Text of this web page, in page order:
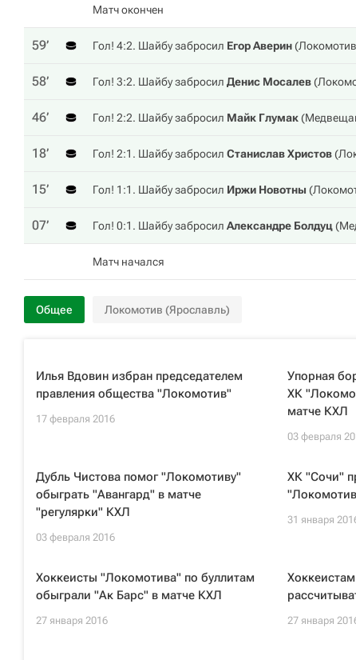
Матч окончен
59‎’‎ Гол! 4:2. Шайбу забросил Егор Аверин(Локомотив
58‎’‎ Гол! 3:2. Шайбу забросил Денис Мосалев(
46‎’‎ Гол! 2:2. Шайбу забросил Майк Глумак(
18‎’‎ Гол! 2:1. Шайбу забросил Станислав Христов(
15‎’‎ Гол! 1:1. Шайбу забросил Иржи Новотны (
07‎’‎ Гол! 0:1. Шайбу забросил Александре Болдуц(
Матч начался
Общее Локомотив (Ярославль)
Илья Вдовин избран председателем
правления общества "Локомотив"
17 февраля 2016
Упорная
ХК
матче КХЛ
03 февраля
Дубль Чистова помог "Локомотиву"
обыграть "Авангард" в матче
"регулярки" КХЛ
03 февраля 2016
ХК "Сочи"
31 января
Хоккеисты "Локомотива" по буллитам
обыграли "Ак Барс" в матче КХЛ
27 января 2016 27 января